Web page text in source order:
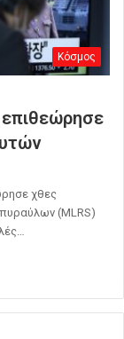
Κόσμος
επιθεώρησε
χθες
(MLRS)